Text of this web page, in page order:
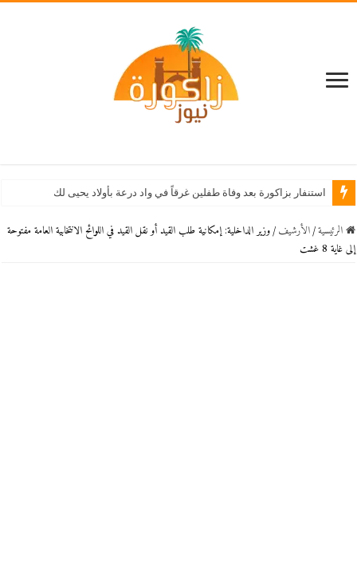
استنفار بزاكورة بعد وفاة طفلين غرقاً في واد درعة بأولاد يحيى لكراير
الرئيسية / اﻷرشيف / وزير الداخلية: إمكانية طلب القيد أو نقل القيد في اللوائح الانتخابية العامة مفتوحة
إلى غاية 8 غشت‎